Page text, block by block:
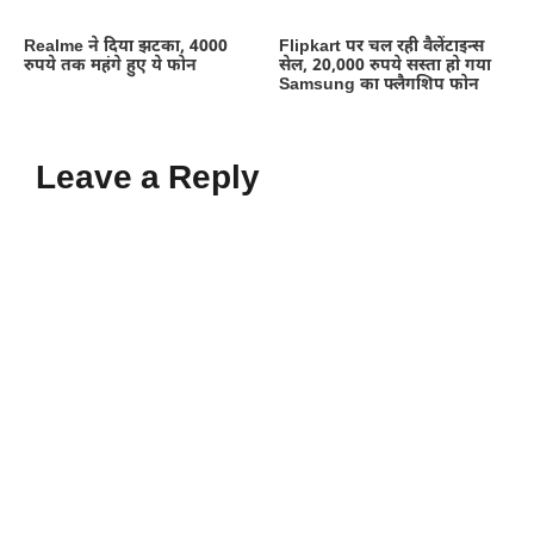
Realme ने दिया झटका, 4000
रुपये तक महंगे हुए ये फोन
Flipkart पर चल रही वैलेंटाइन्स
सेल, 20,000 रुपये सस्ता हो गया
Samsung का फ्लैगशिप फोन
Leave a Reply